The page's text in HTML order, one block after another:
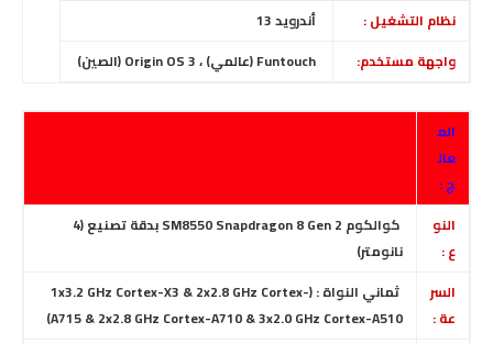
نظام التشغيل :
أندرويد 13
واجهة مستخدم:
Funtouch (عالمي) ، Origin OS 3 (الصين)
الم
عال
ج :
النو
ع :
كوالكوم SM8550 Snapdragon 8 Gen 2 بدقة تصنيع (4
نانومتر)
السر
عة :
ثماني النواة : (1x3.2 GHz Cortex-X3 & 2x2.8 GHz Cortex-
A715 & 2x2.8 GHz Cortex-A710 & 3x2.0 GHz Cortex-A510)